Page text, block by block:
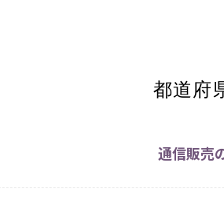
都道府
通信販売